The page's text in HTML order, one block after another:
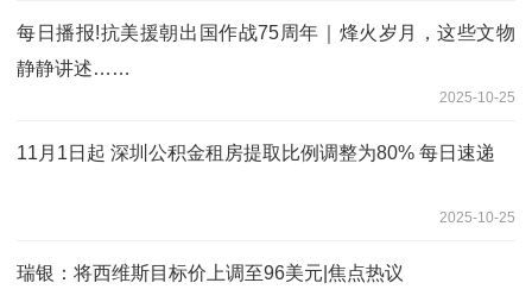
每日播报!抗美援朝出国作战75周年｜烽火岁月，这些文物
静静讲述……
2025-10-25
11月1日起 深圳公积金租房提取比例调整为80% 每日速递
2025-10-25
瑞银：将西维斯目标价上调至96美元|焦点热议